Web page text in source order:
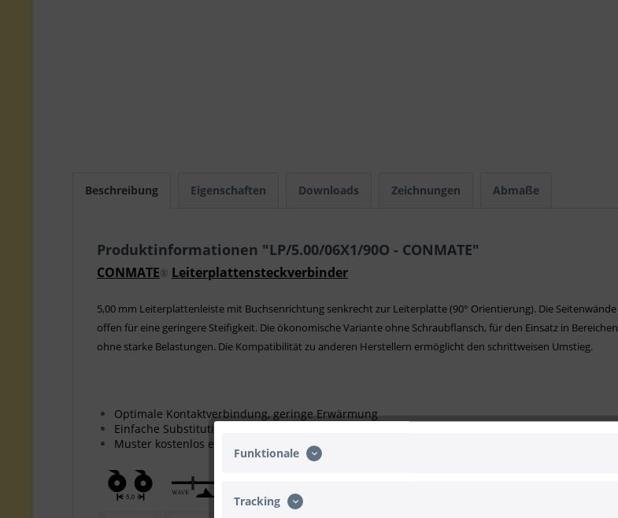
Beschreibung Eigenschaften Downloads Zeichnungen Abmaße
Produktinformationen "LP/5.00/06X1/90O - CONMATE"
CONMATE® Leiterplattensteckverbinder
5,00 mm Leiterplattenleiste mit Buchsenrichtung senkrecht zur Leiterplatte (90° Orientierung). Die
offen für eine geringere Steifigkeit. Die ökonomische Variante ohne Schraubflansch, für den Einsatz in Bereichen
ohne starke Belastungen. Die Kompatibilität zu anderen Herstellern ermöglicht den schrittweisen Umstieg.
Optimale Kontaktverbindung, geringe Erwärmung
Einfache Substitution vorhandener Leisten
Muster kostenlos erhältlich
Funktionale
Tracking